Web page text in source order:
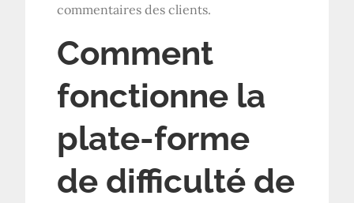
commentaires des clients.
Comment
fonctionne la
plate-forme
de difficulté de